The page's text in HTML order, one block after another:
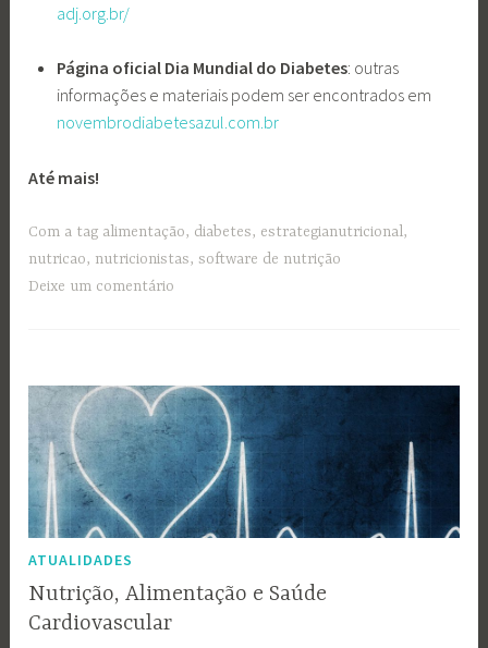
adj.org.br/
Página oficial Dia Mundial do Diabetes: outras
informações e materiais podem ser encontrados em
novembrodiabetesazul.com.br
Até mais!
Com a tag alimentação, diabetes, estrategianutricional,
nutricao, nutricionistas,software de nutrição
Deixe um comentário
ATUALIDADES
Nutrição, Alimentação e Saúde
Cardiovascular